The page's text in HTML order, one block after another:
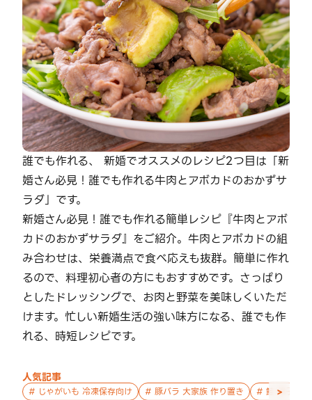
誰でも作れる、 新婚でオススメのレシピ2つ目は「新
婚さん必見！誰でも作れる牛肉とアボカドのおかずサ
ラダ」です。
新婚さん必見！誰でも作れる簡単レシピ『牛肉とアボ
カドのおかずサラダ』をご紹介。牛肉とアボカドの組
み合わせは、栄養満点で食べ応えも抜群。簡単に作れ
るので、料理初心者の方にもおすすめです。さっぱり
としたドレッシングで、お肉と野菜を美味しくいただ
けます。忙しい新婚生活の強い味方になる、誰でも作
れる、時短レシピです。
人気記事
# じゃがいも 冷凍保存向け # 豚バラ 大家族 作り置き # 鮭 親子 作
>